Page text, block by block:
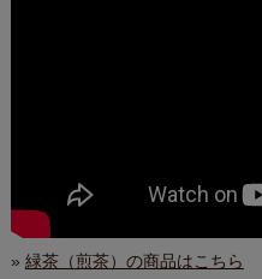
» 緑茶（煎茶）の商品はこちら